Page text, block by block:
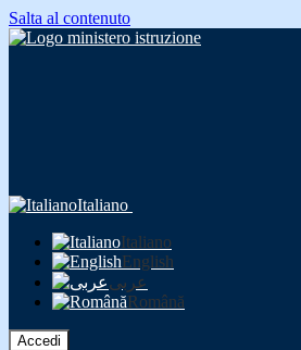
Salta al contenuto
Italiano
Italiano
English
عربى
Română
Accedi